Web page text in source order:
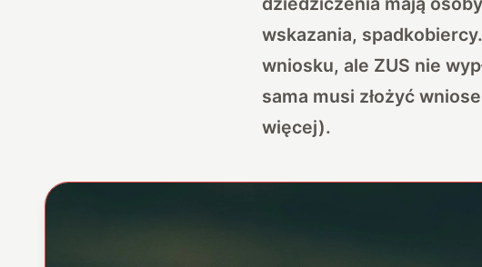
wskazania,
wniosku, ale ZUS nie
sama musi złożyć
więcej).